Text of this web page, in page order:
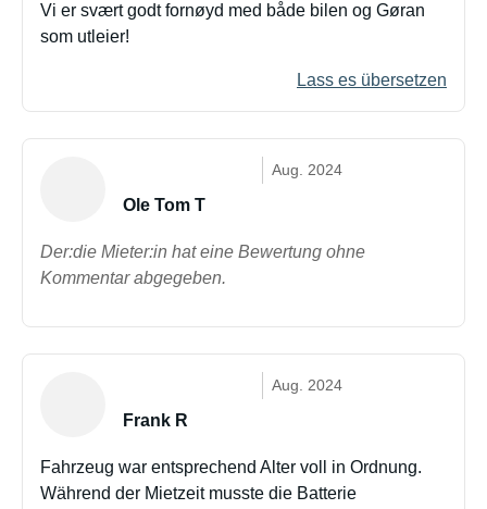
Vi er svært godt fornøyd med både bilen og Gøran
som utleier!
Lass es übersetzen
Aug. 2024
Ole Tom T
Der:die Mieter:in hat eine Bewertung ohne
Kommentar abgegeben.
Aug. 2024
Frank R
Fahrzeug war entsprechend Alter voll in Ordnung.
Während der Mietzeit musste die Batterie